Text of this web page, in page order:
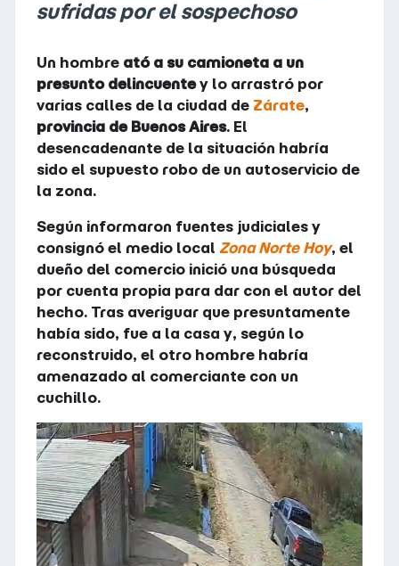
sufridas por el sospechoso
Un hombre ató a su camioneta a un
presunto delincuentey lo arrastró por
varias calles de la ciudad de Zárate,
provincia de Buenos Aires. El
desencadenante de la situación habría
sido el supuesto robo de un autoservicio de
la zona.
Según informaron fuentes judiciales y
consignó el medio local Zona Norte Hoy, el
dueño del comercio inició una búsqueda
por cuenta propia para dar con el autor del
hecho. Tras averiguar que presuntamente
había sido, fue a la casa y, según lo
reconstruido, el otro hombre habría
amenazado al comerciante con un
cuchillo.